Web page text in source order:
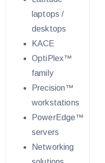
laptops /
desktops
KACE
OptiPlex™
family
Precision™
workstations
PowerEdge™
servers
Networking